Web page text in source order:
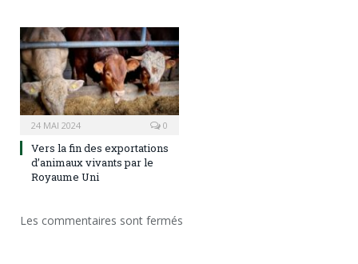
24 MAI 2024 0
Vers la fin des exportations
d’animaux vivants par le
Royaume Uni
Les commentaires sont fermés